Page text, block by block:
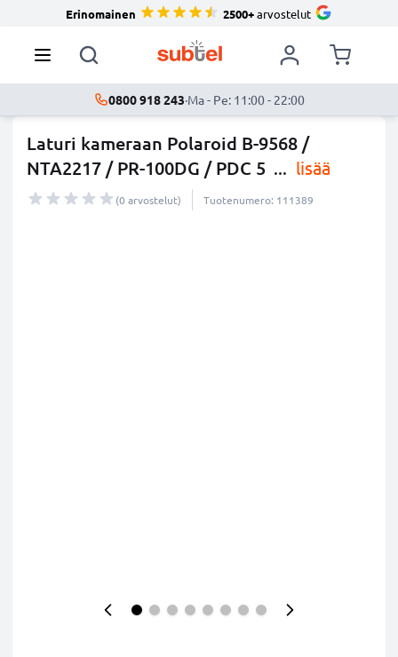
Erinomainen 2500+arvostelut
0800 918 243·Ma - Pe: 11:00 - 22:00
Laturi kameraan Polaroid B-9568 /
NTA2217 / PR-100DG / PDC 5 ... lisää
(0 arvostelut) Tuotenumero: 111389